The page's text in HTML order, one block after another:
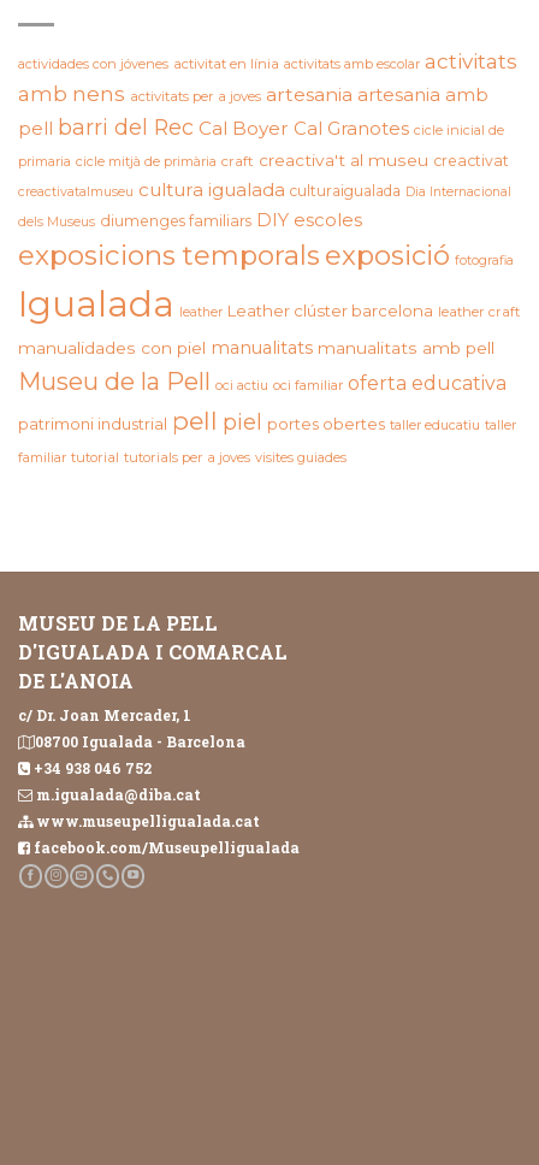
actividades con jóvenes activitat en línia activitats amb escolar activitats
amb nens activitats per a joves artesania artesania amb
pell barri del Rec Cal Boyer Cal Granotes cicle inicial de
primaria cicle mitjà de primària craft creactiva't al museu creactivat
creactivatalmuseu cultura igualada culturaigualada Dia Internacional
dels Museus diumenges familiars DIY escoles
exposicions temporals exposició fotografia
Igualada leather Leather clúster barcelona leather craft
manualidades con piel manualitats manualitats amb pell
Museu de la Pell oci actiu oci familiar oferta educativa
patrimoni industrial pell piel portes obertes taller educatiu taller
familiar tutorial tutorials per a joves visites guiades
MUSEU DE LA PELL
D'IGUALADA I COMARCAL
DE L'ANOIA
c/ Dr. Joan Mercader, 1
08700 Igualada - Barcelona
+34 938 046 752
m.igualada@diba.cat
www.museupelligualada.cat
facebook.com/Museupelligualada